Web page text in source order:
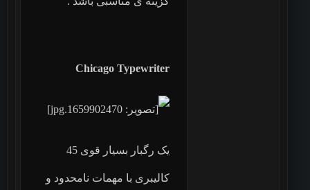
Chicago Typewriter
یک رگبار بسیار قوی 45
کالیبری با مهمات نامحدود و